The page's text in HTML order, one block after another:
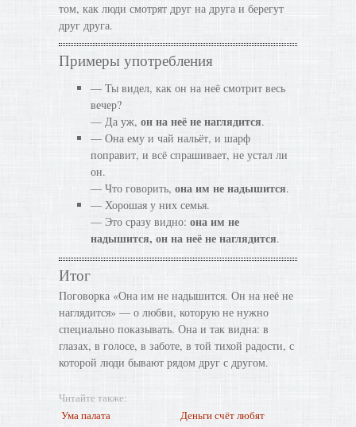
том, как люди смотрят друг на друга и берегут
друг друга.
Примеры употребления
— Ты видел, как он на неё смотрит весь
вечер?
— Да уж, он на неё не наглядится.
— Она ему и чай нальёт, и шарф
поправит, и всё спрашивает, не устал ли
он.
— Что говорить, она им не надышится.
— Хорошая у них семья.
— Это сразу видно: она им не
надышится, он на неё не наглядится.
Итог
Поговорка «Она им не надышится. Он на неё не
наглядится» — о любви, которую не нужно
специально показывать. Она и так видна: в
глазах, в голосе, в заботе, в той тихой радости, с
которой люди бывают рядом друг с другом.
Читайте также:
Ума палата
Деньги счёт любят